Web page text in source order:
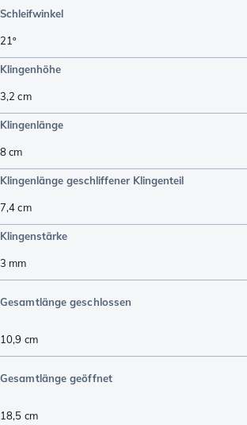
Schleifwinkel
21º
Klingenhöhe
3,2 cm
Klingenlänge
8cm
Klingenlänge geschliffener Klingenteil
7,4cm
Klingenstärke
3 mm
Gesamtlänge geschlossen
10,9 cm
Gesamtlänge geöffnet
18,5 cm